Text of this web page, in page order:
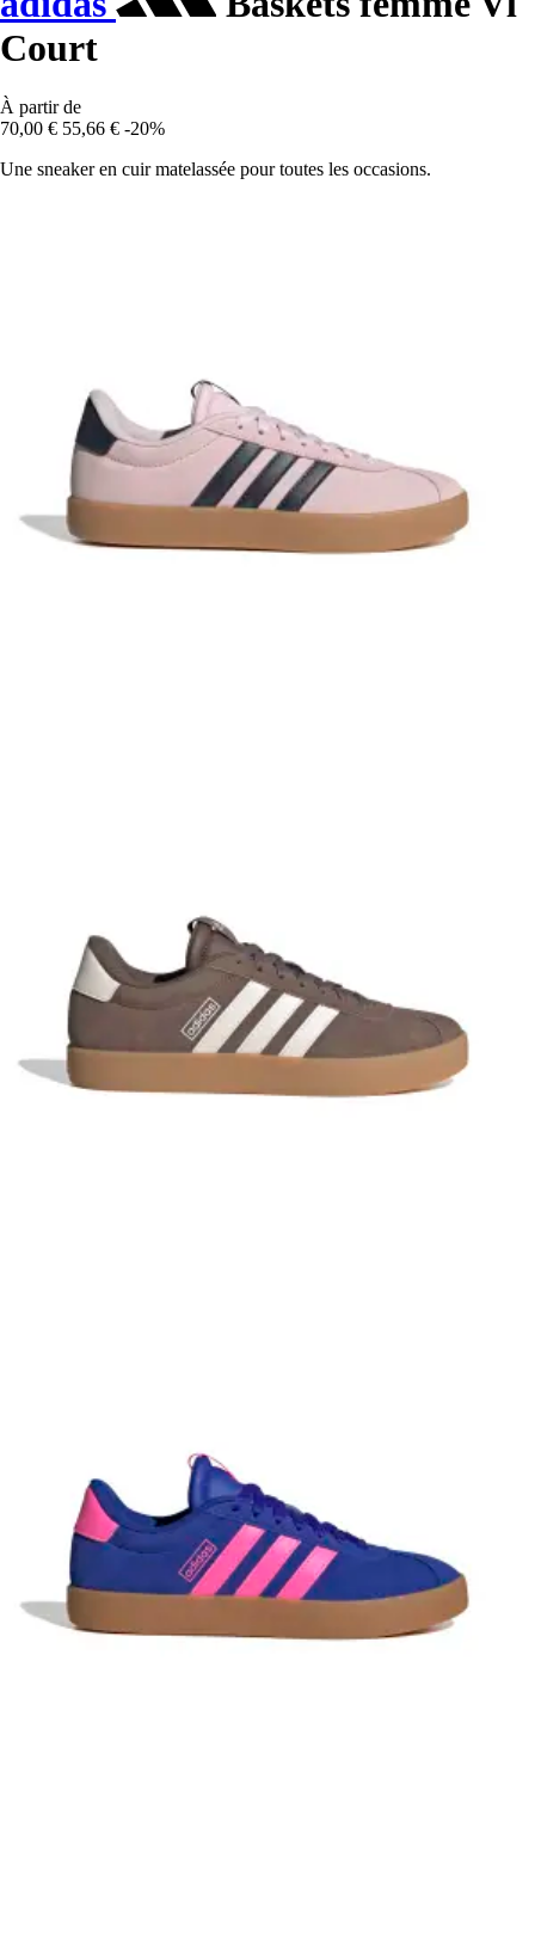
Court
À partir de
70,00 € 55,66 € -20%
Une sneaker en cuir matelassée pour toutes les occasions.